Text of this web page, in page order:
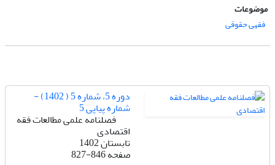
موضوعات
فقهی حقوقی
دوره 5، شماره 5 ( 1402) -
شماره پیاپی 5
فصلنامه علمی مطالعات فقه
اقتصادی
تابستان 1402
صفحه827-846